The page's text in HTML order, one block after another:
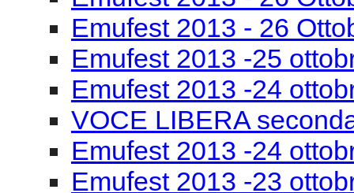
Emufest 2013 - 26
Emufest 2013 -25
Emufest 2013 -24
VOCE LIBERA
Emufest 2013 -24
Emufest 2013 -23